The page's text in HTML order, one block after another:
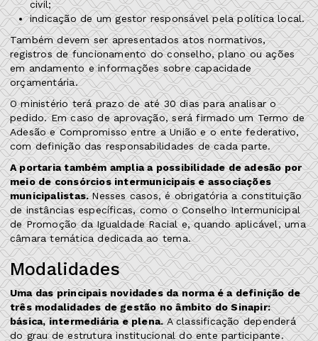
civil;
indicação de um gestor responsável pela política local.
Também devem ser apresentados atos normativos,
registros de funcionamento do conselho, plano ou ações
em andamento e informações sobre capacidade
orçamentária.
O ministério terá prazo de até 30 dias para analisar o
pedido. Em caso de aprovação, será firmado um Termo de
Adesão e Compromisso entre a União e o ente federativo,
com definição das responsabilidades de cada parte.
A portaria também amplia a possibilidade de adesão por
meio de consórcios intermunicipais e associações
municipalistas.Nesses casos, é obrigatória a constituição
de instâncias específicas, como o Conselho Intermunicipal
de Promoção da Igualdade Racial e, quando aplicável, uma
câmara temática dedicada ao tema.
Modalidades
Uma das principais novidades da norma é a definição de
três modalidades de gestão no âmbito do Sinapir:
básica, intermediária e plena.A classificação dependerá
do grau de estrutura institucional do ente participante.